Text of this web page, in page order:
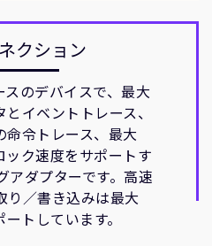
クション
のデバイスで、最大
イベントトレース、
令トレース、最大
ク速度をサポートす
アダプターです。高速
り／書き込みは最大
トしています。